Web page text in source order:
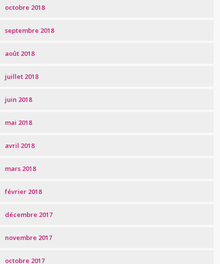
octobre 2018
septembre 2018
août 2018
juillet 2018
juin 2018
mai 2018
avril 2018
mars 2018
février 2018
décembre 2017
novembre 2017
octobre 2017